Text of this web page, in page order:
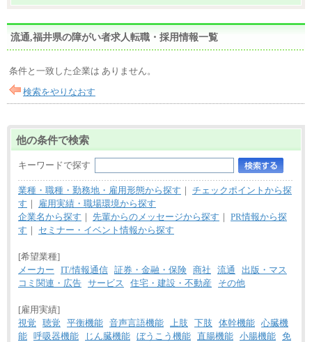
流通,福井県の障がい者求人転職・採用情報一覧
条件と一致した企業は ありません。
検索をやりなおす
他の条件で検索
キーワードで探す
業種・職種・勤務地・雇用形態から探す ｜ チェックポイントから探
す ｜
雇用実績・職場環境から探す
企業名から探す ｜ 先輩からのメッセージから探す ｜ PR情報から探
す ｜ セミナー・イベント情報から探す
[希望業種]
メーカー
IT/情報通信 証券・金融・保険 商社 流通
出版・マス
コミ関連・広告 サービス 住宅・建設・不動産 その他
[雇用実績]
視覚
聴覚 平衡機能 音声言語機能 上肢 下肢 体幹機能 心臓機
能 呼吸器機能 じん臓機能 ぼうこう機能 直腸機能 小腸機能 免